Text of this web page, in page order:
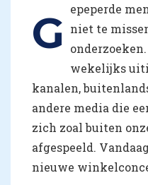
G epeperde
niet te
wekelijks
kanalen,
andere media die
zich zoal buiten
afgespeeld.
nieuwe